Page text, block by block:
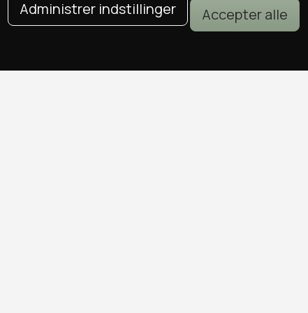
Administrer indstillinger Accepter alle